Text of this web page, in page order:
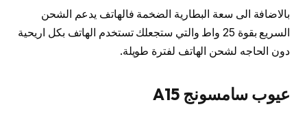
بالاضافة الى سعة البطارية الضخمة فالهاتف يدعم الشحن
السريع بقوة 25 واط والتي ستجعلك تستخدم الهاتف بكل اريحية
دون الحاجه لشحن الهاتف لفترة طويلة.
عيوب سامسونج A15